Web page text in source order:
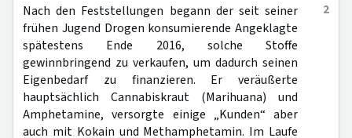
2
Nach den Feststellungen begann der seit seiner
frühen Jugend Drogen konsumierende Angeklagte
spätestens Ende 2016, solche Stoffe
gewinnbringend zu verkaufen, um dadurch seinen
Eigenbedarf zu finanzieren. Er veräußerte
hauptsächlich Cannabiskraut (Marihuana) und
Amphetamine, versorgte einige „Kunden“ aber
auch mit Kokain und Methamphetamin. Im Laufe